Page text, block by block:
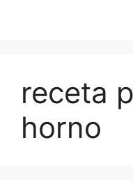
receta
horno